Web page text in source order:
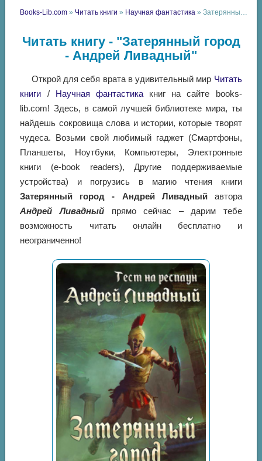
Books-Lib.com » Читать книги » Научная фантастика » Затерянный город - Андрей Ливадный
Читать книгу - "Затерянный город
- Андрей Ливадный"
Открой для себя врата в удивительный мир Читать
книги / Научная фантастикакниг на сайте books-
lib.com! Здесь, в самой лучшей библиотеке мира, ты
найдешь сокровища слова и истории, которые творят
чудеса. Возьми свой любимый гаджет (Смартфоны,
Планшеты, Ноутбуки, Компьютеры, Электронные
книги (e-book readers), Другие поддерживаемые
устройства) и погрузись в магию чтения книги
Затерянный город - Андрей Ливадныйавтора
Андрей Ливадный прямо сейчас – дарим тебе
возможность читать онлайн бесплатно и
неограниченно!